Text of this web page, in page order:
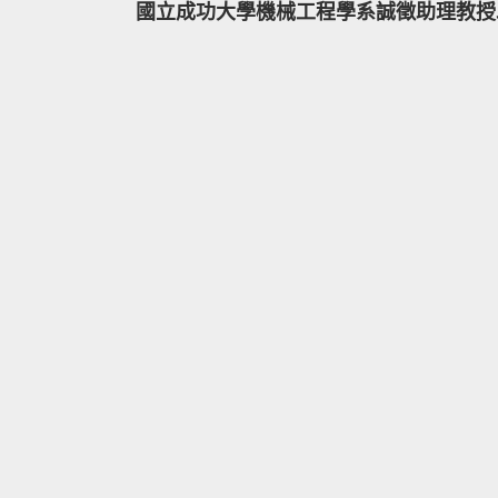
國立成功大學機械工程學系誠徵助理教